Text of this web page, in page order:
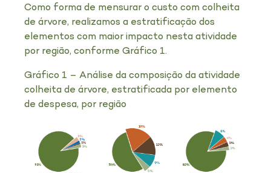
Como forma de mensurar o custo com colheita
de árvore, realizamos a estratificação dos
elementos com maior impacto nesta atividade
por região, conforme Gráfico 1.
Gráfico 1 – Análise da composição da atividade
colheita de árvore, estratificada por elemento
de despesa, por região